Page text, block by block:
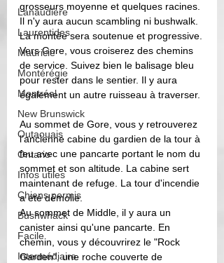
Lanaudière
Laurentides
Mauricie
Montérégie
Montréal
New Brunswick
Outaouais
Ontario
Infos utiles
Chiens permis
Bushwhack
Facile
Intermédiaire
grosseurs moyenne et quelques racines.
Il n'y aura aucun scambling ni bushwalk.
La montée sera soutenue et progressive.
Vers Gore, vous croiserez des chemins
de service. Suivez bien le balisage bleu
pour rester dans le sentier. Il y aura
également un autre ruisseau à traverser.
Au sommet de Gore, vous y retrouverez
l'ancienne cabine du gardien de la tour à
feu avec une pancarte portant le nom du
sommet et son altitude. La cabine sert
maintenant de refuge. La tour d'incendie
a été démolie.
Au sommet de Middle, il y aura un
canister ainsi qu'une pancarte. En
chemin, vous y découvrirez le "Rock
Garden", une roche couverte de